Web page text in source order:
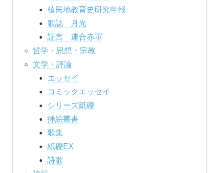
植民地教育史研究年報
歌誌 月光
証言 連合赤軍
哲学・思想・宗教
文学・評論
エッセイ
コミックエッセイ
シリーズ紙礫
挿絵叢書
歌集
紙礫EX
詩歌